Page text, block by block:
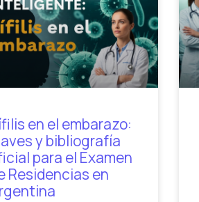
en el embarazo:
y bibliografía
para el Examen
Residencias en